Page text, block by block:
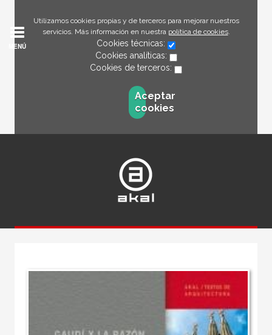
Utilizamos cookies propias y de terceros para mejorar nuestros
servicios. Más información en nuestra política de cookies.
Cookies técnicas:
Cookies analíticas:
Cookies de terceros:
Aceptar
cookies
MENÚ